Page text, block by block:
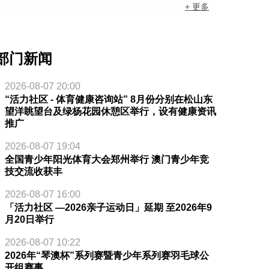
+ 更多
门新闻
2026-08-07 20:00
“活力社区 - 体育健康咨询站” 8月份分别在松山东
望洋眺望台及绿杨花园休憩区举行，设有健康资讯
推广
2026-08-07 19:04
全国青少年阳光体育大会郑州举行 澳门青少年竞
技交流收获丰
2026-08-07 16:00
「活力社区 —2026亲子运动日」延期 至2026年9
月20日举行
2026-08-07 10:22
2026年“琴澳杯”系列赛暨青少年系列赛羽毛球公